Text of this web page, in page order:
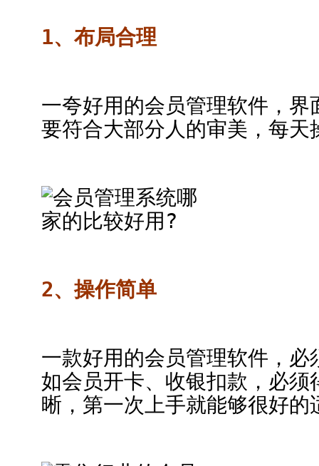
1、布局合理
一夸好用的会员管理软件，
要符合大部分人的审美，每
2、操作简单
一款好用的会员管理软件，
如会员开卡、收银扣款，必
晰，第一次上手就能够很好的